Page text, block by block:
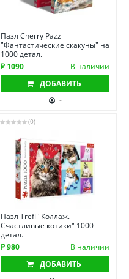
Пазл Cherry Pazzl
"Фантастические скакуны" на
1000 детал.
₽ 1090
В наличии
ДОБАВИТЬ
-
(0)
Пазл Trefl "Коллаж.
Счастливые котики" 1000
детал.
₽ 980
В наличии
ДОБАВИТЬ